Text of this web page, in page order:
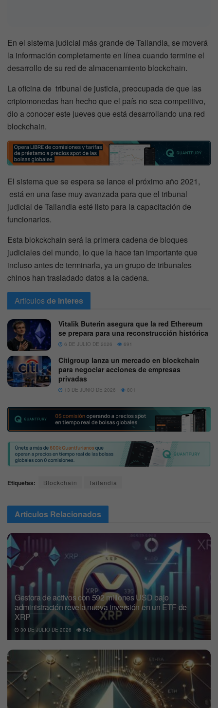
En el sistema judicial más grande de Tailandia, se moverá
la información completamente en línea cuando termine el
desarrollo de su red de almacenamiento blockchain.
La oficina de tribunal de justicia, preocupada de que las
criptomonedas han hecho que el país no sea competitivo,
dio a conocer este jueves que está desarrollando una red
blockchain.
El sistema que se espera se lance el próximo año 2021,
está en una fase muy avanzada para que el tribunal
judicial de Tailandia esté listo para la capacitación de
funcionarios.
Esta blokckchain será la primera cadena de bloques
judiciales del mundo, lo que la hace tan importante que
incluso antes de terminarla, ya un grupo de tribunales
chinos han trasladado datos a la cadena.
Articulosde interes
Vitalik Buterin asegura que la red Ethereum
se prepara para una reconstrucción histórica
6 DE JULIO DE 2026 691
Citigroup lanza un mercado en blockchain
para negociar acciones de empresas
privadas
13 DE JUNIO DE 2026 801
Etiquetas: Blockchain Tailandia
Articulos Relacionados
Gestora de activos con 592 millones USD bajo
administración revela nueva inversión en un ETF de
XRP
30 DE JULIO DE 2026 643